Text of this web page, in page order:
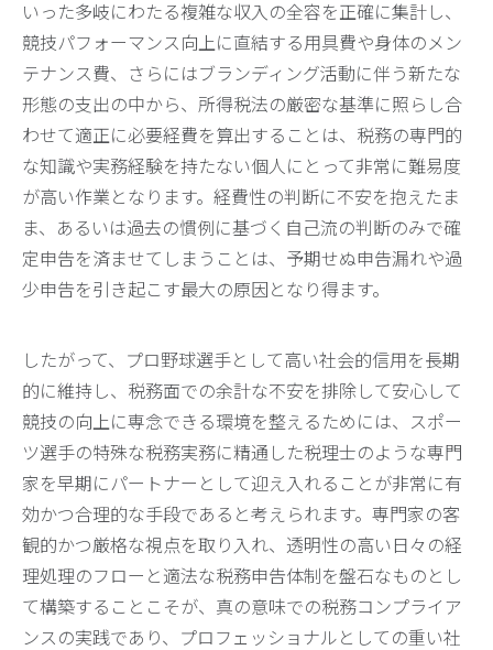
いった多岐にわたる複雑な収入の全容を正確に集計し、
競技パフォーマンス向上に直結する用具費や身体のメン
テナンス費、さらにはブランディング活動に伴う新たな
形態の支出の中から、所得税法の厳密な基準に照らし合
わせて適正に必要経費を算出することは、税務の専門的
な知識や実務経験を持たない個人にとって非常に難易度
が高い作業となります。経費性の判断に不安を抱えたま
ま、あるいは過去の慣例に基づく自己流の判断のみで確
定申告を済ませてしまうことは、予期せぬ申告漏れや過
少申告を引き起こす最大の原因となり得ます。
したがって、プロ野球選手として高い社会的信用を長期
的に維持し、税務面での余計な不安を排除して安心して
競技の向上に専念できる環境を整えるためには、スポー
ツ選手の特殊な税務実務に精通した税理士のような専門
家を早期にパートナーとして迎え入れることが非常に有
効かつ合理的な手段であると考えられます。専門家の客
観的かつ厳格な視点を取り入れ、透明性の高い日々の経
理処理のフローと適法な税務申告体制を盤石なものとし
て構築することこそが、真の意味での税務コンプライア
ンスの実践であり、プロフェッショナルとしての重い社